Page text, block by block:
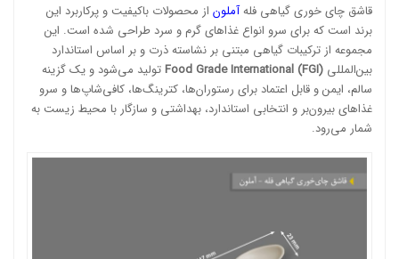
قاشق چای خوری گیاهی فلهآملون از محصولات باکیفیت و پرکاربرد این
برند است که برای سرو انواع غذاهای گرم و سرد طراحی شده است. این
مجموعه از ترکیبات گیاهی مبتنی بر نشاسته ذرت و بر اساس استاندارد
بین‌المللی Food Grade International (FGI)تولید می‌شود و یک گزینه
سالم، ایمن و قابل اعتماد برای رستوران‌ها، کترینگ‌ها، کافی‌شاپ‌ها و سرو
غذاهای بیرون‌بر و انتخابی استاندارد، بهداشتی و سازگار با محیط زیست به
شمار می‌رود.